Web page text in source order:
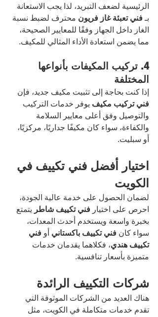
الرئيسية لضعف التبريد، لذا يجب الاستعانة
بـ فني تعبئة غاز فريون محترف لضبط نسبة
الغاز داخل الجهاز وفقًا للمعايير الصحيحة،
مما يضمن استعادة الأداء المثالي للمكيف.
4. تركيب المكيفات بأنواعها
المختلفة
إذا كنت بحاجة إلى تثبيت مكيف جديد، فإن
فني تركيب مكيف يوفر خدمات التركيب
والتوصيل وفق أعلى معايير السلامة
والكفاءة، سواء كان مكيفًا جداريًا، مركزيًا،
أو سبليت.
اختيار أفضل فني تكييف في
الكويت
لضمان الحصول على خدمة عالية الجودة،
احرص على اختيار فني تكييف شاطر يتمتع
بخبرة واسعة ويستخدم أحدث المعدات،
سواء كان فني تكييف باكستاني أو فني
تكييف هندي، فكلاهما يقدمان خدمات
متميزة بأسعار تنافسية.
شركات التكييف الرائدة
هناك العديد من الشركات الموثوقة التي
تقدم خدمات متكاملة في الكويت، مثل